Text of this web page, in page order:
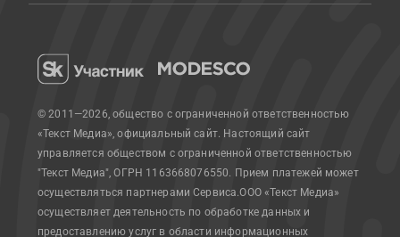
© 2011—2026, общество с ограниченной ответственностью
«Текст Медиа», официальный сайт. Настоящий сайт
управляется обществом с ограниченной ответственностью
"Текст Медиа", ОГРН 1163668076550. Прием платежей может
осуществляться партнерами Сервиса.ООО «Текст Медиа»
осуществляет деятельность по обработке данных и
предоставлению услуг в области информационных